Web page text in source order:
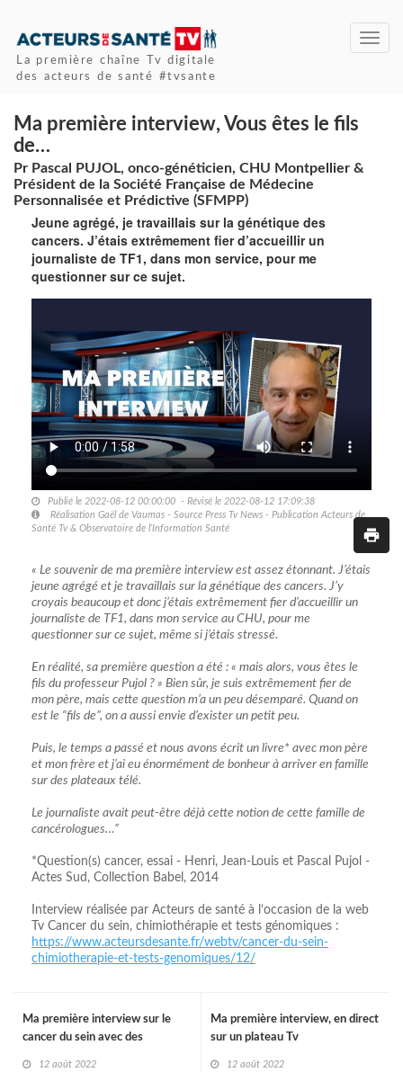
La première chaîne Tv digitale
des acteurs de santé #tvsante
Ma première interview, Vous êtes le fils
de…
Pr Pascal PUJOL, onco-généticien, CHU Montpellier &
Président de la Société Française de Médecine
Personnalisée et Prédictive (SFMPP)
Jeune agrégé, je travaillais sur la génétique des
cancers. J’étais extrêmement fier d’accueillir un
journaliste de TF1, dans mon service, pour me
questionner sur ce sujet.
Publié le 2022-08-12 00:00:00 - Révisé le 2022-08-12 17:09:38
Réalisation Gaël de Vaumas - Source Press Tv News - Publication Acteurs de
Santé Tv & Observatoire de l’Information Santé
« Le souvenir de ma première interview est assez étonnant. J’étais
jeune agrégé et je travaillais sur la génétique des cancers. J’y
croyais beaucoup et donc j’étais extrêmement fier d’accueillir un
journaliste de TF1, dans mon service au CHU, pour me
questionner sur ce sujet, même si j’étais stressé.
En réalité, sa première question a été : « mais alors, vous êtes le
fils du professeur Pujol ? » Bien sûr, je suis extrêmement fier de
mon père, mais cette question m’a un peu désemparé. Quand on
est le “fils de”, on a aussi envie d’exister un petit peu.
Puis, le temps a passé et nous avons écrit un livre* avec mon père
et mon frère et j’ai eu énormément de bonheur à arriver en famille
sur des plateaux télé.
Le journaliste avait peut-être déjà cette notion de cette famille de
cancérologues…”
*Question(s) cancer, essai - Henri, Jean-Louis et Pascal Pujol -
Actes Sud, Collection Babel, 2014
Interview réalisée par Acteurs de santé à l’occasion de la web
Tv Cancer du sein, chimiothérapie et tests génomiques :
https://www.acteursdesante.fr/webtv/cancer-du-sein-
chimiotherapie-et-tests-genomiques/12/
Ma première interview, en direct
sur un plateau Tv
12 août 2022
Ma première interview sur le
cancer du sein avec des
12 août 2022